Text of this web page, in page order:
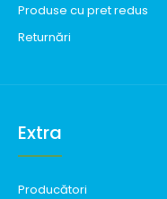
Produse cu pret redus
Returnări
Extra
Producători